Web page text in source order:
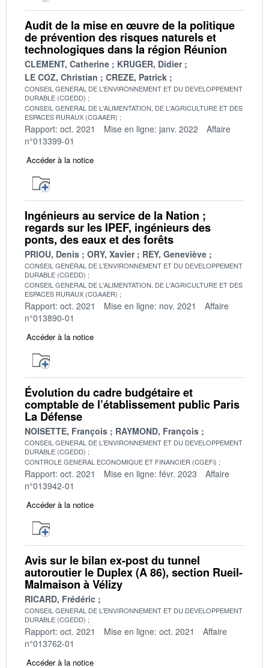
Audit de la mise en œuvre de la politique
de prévention des risques naturels et
technologiques dans la région Réunion
CLEMENT, Catherine
KRUGER, Didier
LE COZ, Christian
CREZE, Patrick
CONSEIL GENERAL DE L'ENVIRONNEMENT ET DU DEVELOPPEMENT
DURABLE (CGEDD)
CONSEIL GENERAL DE L'ALIMENTATION, DE L'AGRICULTURE ET DES
ESPACES RURAUX (CGAAER)
Rapport: oct. 2021 Mise en ligne: janv. 2022
Affaire
n°013399-01
Accéder à la notice
Ingénieurs au service de la Nation ;
regards sur les IPEF, ingénieurs des
ponts, des eaux et des forêts
PRIOU, Denis ORY, Xavier REY, Geneviève
CONSEIL GENERAL DE L'ENVIRONNEMENT ET DU DEVELOPPEMENT
DURABLE (CGEDD)
CONSEIL GENERAL DE L'ALIMENTATION, DE L'AGRICULTURE ET DES
ESPACES RURAUX (CGAAER)
Rapport: oct. 2021 Mise en ligne: nov. 2021
Affaire
n°013890-01
Accéder à la notice
Évolution du cadre budgétaire et
comptable de l’établissement public Paris
La Défense
NOISETTE, François RAYMOND, François
CONSEIL GENERAL DE L'ENVIRONNEMENT ET DU DEVELOPPEMENT
DURABLE (CGEDD)
CONTROLE GENERAL ECONOMIQUE ET FINANCIER (CGEFi)
Rapport: oct. 2021 Mise en ligne: févr. 2023
Affaire
n°013942-01
Accéder à la notice
Avis sur le bilan ex-post du tunnel
autoroutier le Duplex (A 86), section Rueil-
Malmaison à Vélizy
RICARD, Frédéric
CONSEIL GENERAL DE L'ENVIRONNEMENT ET DU DEVELOPPEMENT
DURABLE (CGEDD)
Rapport: oct. 2021 Mise en ligne: oct. 2021
Affaire
n°013762-01
Accéder à la notice